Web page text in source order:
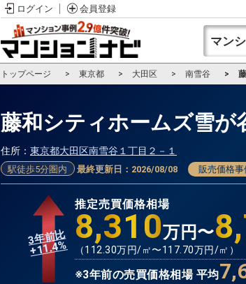
ログイン 会員登録
トップページ 東京都 大田区 南雪谷
藤和シティホームズ雪が
住所： 東京都大田区南雪谷１丁目２－１
駅徒歩5分圏内 最終更新日： 2026/08/08 販売価格事
3年前比
+11.4%
推定売買価格相場
8,310万円〜
（112.30万円/㎡〜117.70万円/㎡）
※3年前の売買価格相場 平均